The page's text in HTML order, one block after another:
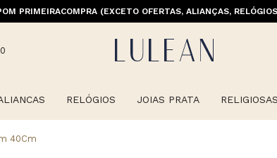
PRIMEIRACOMPRA (EXCETO OFERTAS, ALIANÇAS,
GRÁTIS ACIMA DE 399 PARA REGIÕES SELECIONADAS
RELÓGIOS JOIAS PRATA RELIGIOSAS
40Cm